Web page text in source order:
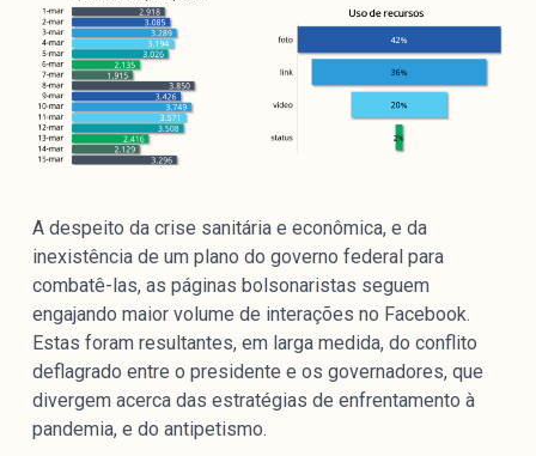
A despeito da crise sanitária e econômica, e da
inexistência de um plano do governo federal para
combatê-las, as páginas bolsonaristas seguem
engajando maior volume de interações no Facebook.
Estas foram resultantes, em larga medida, do conflito
deflagrado entre o presidente e os governadores, que
divergem acerca das estratégias de enfrentamento à
pandemia, e do antipetismo.